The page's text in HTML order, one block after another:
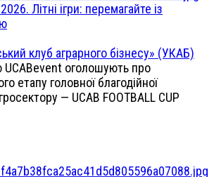
Літні ігри: перемагайте із
клуб аграрного бізнесу» (УКАБ)
UCABevent оголошують про
етапу головної благодійної
— UCAB FOOTBALL CUP